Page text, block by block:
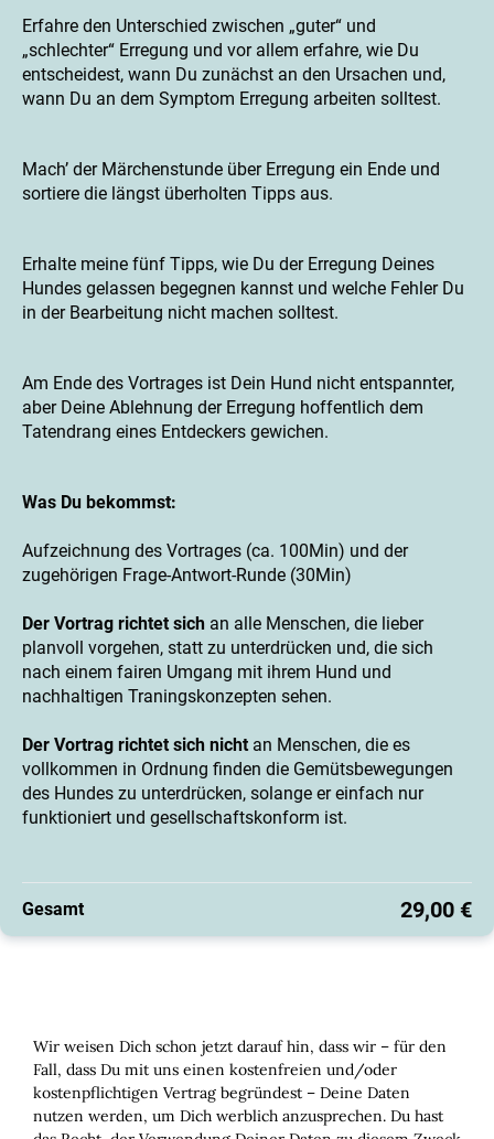
Erfahre den Unterschied zwischen „guter“ und
„schlechter“ Erregung und vor allem erfahre, wie Du
entscheidest, wann Du zunächst an den Ursachen und,
wann Du an dem Symptom Erregung arbeiten solltest.
Mach’ der Märchenstunde über Erregung ein Ende und
sortiere die längst überholten Tipps aus.
Erhalte meine fünf Tipps, wie Du der Erregung Deines
Hundes gelassen begegnen kannst und welche Fehler Du
in der Bearbeitung nicht machen solltest.
Am Ende des Vortrages ist Dein Hund nicht entspannter,
aber Deine Ablehnung der Erregung hoffentlich dem
Tatendrang eines Entdeckers gewichen.
Was Du bekommst:
Aufzeichnung des Vortrages (ca. 100Min) und der
zugehörigen Frage-Antwort-Runde (30Min)
Der Vortrag richtet sich an alle Menschen, die lieber
planvoll vorgehen, statt zu unterdrücken und, die sich
nach einem fairen Umgang mit ihrem Hund und
nachhaltigen Traningskonzepten sehen.
Der Vortrag richtet sich nicht an Menschen, die es
vollkommen in Ordnung finden die Gemütsbewegungen
des Hundes zu unterdrücken, solange er einfach nur
funktioniert und gesellschaftskonform ist.
Gesamt 29,00 €
Wir weisen Dich schon jetzt darauf hin, dass wir – für den
Fall, dass Du mit uns einen kostenfreien und/oder
kostenpflichtigen Vertrag begründest – Deine Daten
nutzen werden, um Dich werblich anzusprechen. Du hast